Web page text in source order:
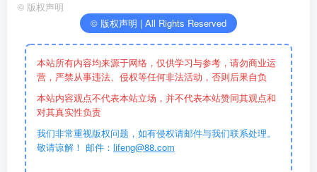
© 版权声明
© 版权声明 | All Rights Reserved
本站所有内容均来源于网络，仅供学习与参考，请勿商业运
营，严禁从事违法、侵权等任何非法活动，否则后果自负
本站内容观点不代表本站立场，并不代表本站赞同其观点和
对其真实性负责
我们非常重视版权问题，如有侵权请邮件与我们联系处理。
敬请谅解！ 邮件： lifeng@88.com